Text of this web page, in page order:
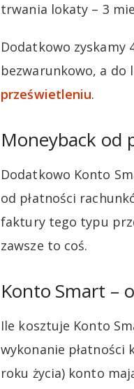
trwania lokaty – 3
Dodatkowo zyskamy
bezwarunkowo, a do
prześwietleniu.
Moneyback od
Dodatkowo Konto
od płatności
faktury tego typu
zawsze to coś.
Konto Smart –
Ile kosztuje Konto
wykonanie płatności
roku życia) konto